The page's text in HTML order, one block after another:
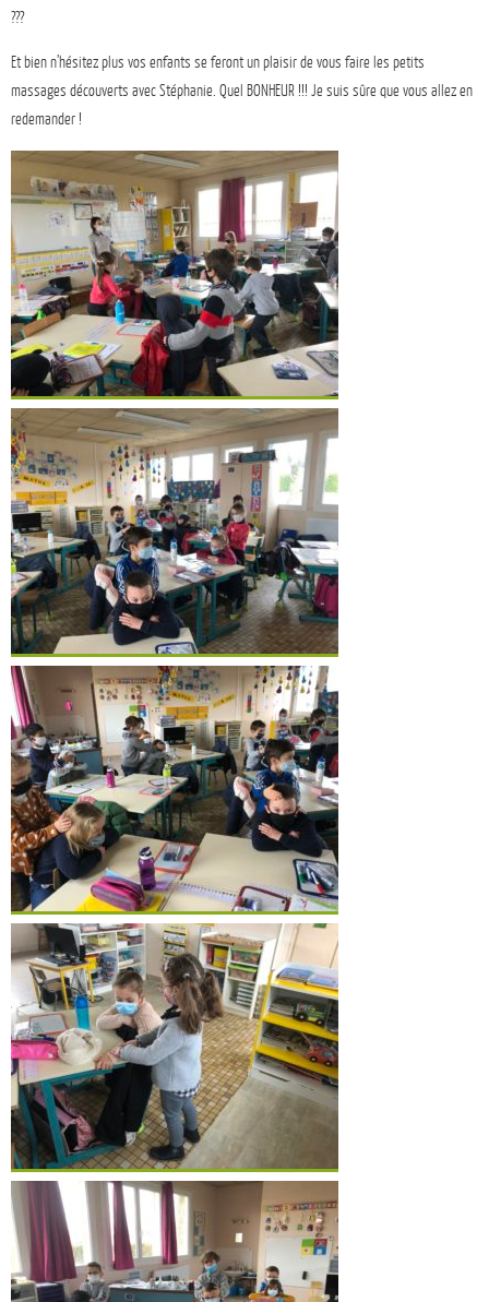
???
Et bien n’hésitez plus vos enfants se feront un plaisir de vous faire les petits
massages découverts avec Stéphanie. Quel BONHEUR !!! Je suis sûre que vous allez en
redemander !